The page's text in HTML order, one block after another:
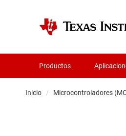
Productos
Inicio / Microcontroladores